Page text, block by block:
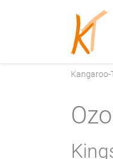
Kangaroo-